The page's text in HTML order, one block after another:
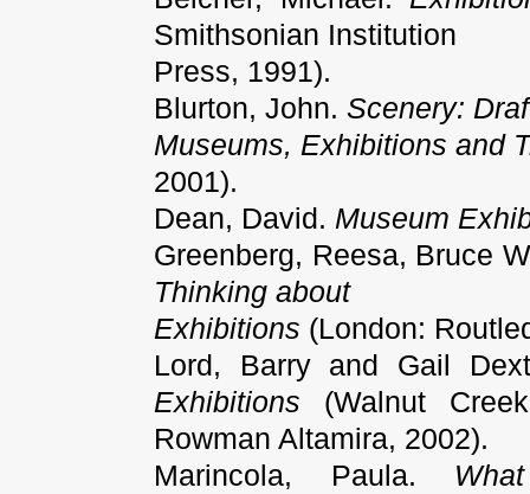
Smithsonian Institution
Press, 1991).
Blurton, John. Scenery:
Museums, Exhibitions and
2001).
Dean, David. Museum
Greenberg, Reesa, Bruce
Thinking about
Exhibitions (London:
Lord, Barry and Gail
Exhibitions (Walnut Creek
Rowman Altamira, 2002).
Marincola, Paula.